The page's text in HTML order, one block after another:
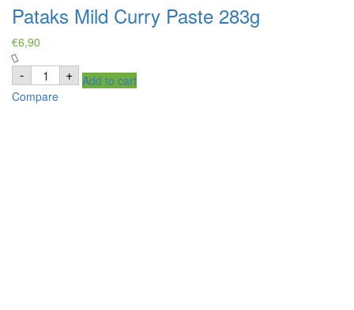
Pataks Mild Curry Paste 283g
€6,90
- Pataks
Mild
Curry
Paste
+ Add to cart
Compare